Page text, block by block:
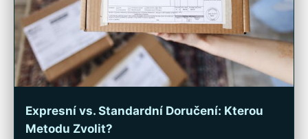
Expresní vs. Standardní Doručení: Kterou
Metodu Zvolit?